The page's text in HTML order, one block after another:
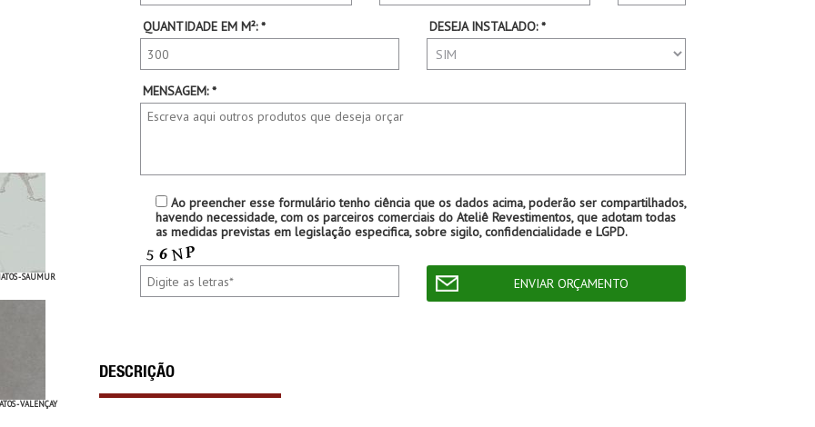
- SAUMUR
- VALENÇAY
QUANTIDADE EM M²: * DESEJA INSTALADO: *
MENSAGEM: *
Ao preencher esse formulário tenho ciência que os dados acima, poderão ser compartilhados,
havendo necessidade, com os parceiros comerciais do Ateliê Revestimentos, que adotam todas
as medidas previstas em legislação especifica, sobre sigilo, confidencialidade e LGPD.
DESCRIÇÃO